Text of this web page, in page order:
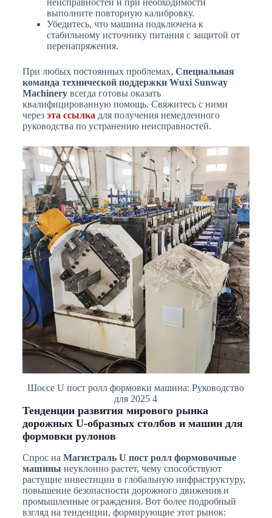
неисправностей и при необходимости
выполните повторную калибровку.
Убедитесь, что машина подключена к
стабильному источнику питания с защитой от
перенапряжения.
При любых постоянных проблемах, Специальная
команда технической поддержки Wuxi Sunway
Machineryвсегда готовы оказать
квалифицированную помощь. Свяжитесь с ними
через эта ссылка для получения немедленного
руководства по устранению неисправностей.
Шоссе U пост ролл формовки машина: Руководство
для 2025 4
Тенденции развития мирового рынка
дорожных U-образных столбов и машин для
формовки рулонов
Спрос на Магистраль U пост ролл формовочные
машины неуклонно растет, чему способствуют
растущие инвестиции в глобальную инфраструктуру,
повышение безопасности дорожного движения и
промышленные ограждения. Вот более подробный
взгляд на тенденции, формирующие этот рынок: